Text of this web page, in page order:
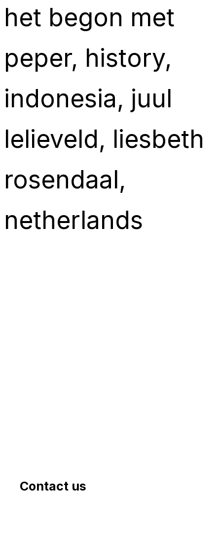
het begon met
peper, history
indonesia, juul
lelieveld, liesbeth
rosendaal
netherlands
Contact us